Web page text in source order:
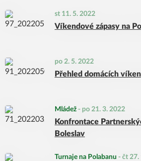
st 11. 5. 2022
Víkendové zápasy na
po 2. 5. 2022
Přehled domácích
Mládež - po 21. 3. 2022
Konfrontace
Boleslav
Turnaje na Polabanu - čt 27.